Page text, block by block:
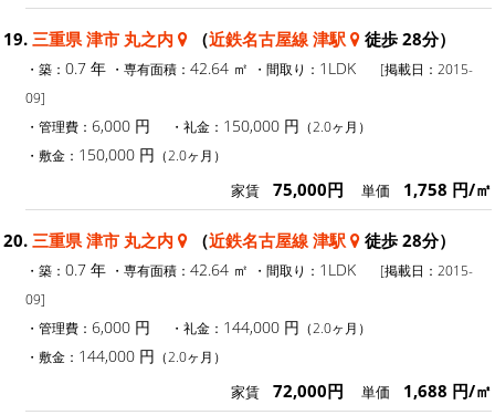
19. 三重県 津市 丸之内 （近鉄名古屋線 津駅 徒歩 28分）
・築： 0.7 年 ・専有面積： 42.64 ㎡ ・間取り： 1LDK
[掲載日：2015-
09]
・管理費： 6,000 円 ・礼金： 150,000 円 （2.0ヶ月）
・敷金： 150,000 円 （2.0ヶ月）
家賃 75,000円 単価 1,758 円/㎡
20. 三重県 津市 丸之内 （近鉄名古屋線 津駅 徒歩 28分）
・築： 0.7 年 ・専有面積： 42.64 ㎡ ・間取り： 1LDK
[掲載日：2015-
09]
・管理費： 6,000 円 ・礼金： 144,000 円 （2.0ヶ月）
・敷金： 144,000 円 （2.0ヶ月）
家賃 72,000円 単価 1,688 円/㎡